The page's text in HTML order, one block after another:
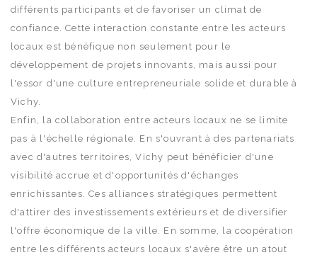
différents participants et de favoriser un climat de
confiance. Cette interaction constante entre les acteurs
locaux est bénéfique non seulement pour le
développement de projets innovants, mais aussi pour
l'essor d'une culture entrepreneuriale solide et durable à
Vichy.
Enfin, la collaboration entre acteurs locaux ne se limite
pas à l'échelle régionale. En s'ouvrant à des partenariats
avec d'autres territoires, Vichy peut bénéficier d'une
visibilité accrue et d'opportunités d'échanges
enrichissantes. Ces alliances stratégiques permettent
d'attirer des investissements extérieurs et de diversifier
l'offre économique de la ville. En somme, la coopération
entre les différents acteurs locaux s'avère être un atout